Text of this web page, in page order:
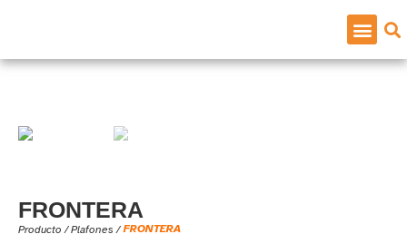
FRONTERA
Producto /Plafones / FRONTERA